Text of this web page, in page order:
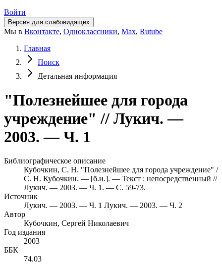
Войти
Версия для слабовидящих
Мы в Вконтакте, Одноклассники, Max, Rutube
Главная
Поиск
Детальная информация
"Полезнейшее для города
учреждение" // Лукич. —
2003. — Ч. 1
Библиографическое описание
Кубочкин, С. Н. "Полезнейшее для города учреждение" /
С. Н. Кубочкин. — [б.и.]. — Текст : непосредственный //
Лукич. — 2003. — Ч. 1. — С. 59-73.
Источник
Лукич. — 2003. — Ч. 1 Лукич. — 2003. — Ч. 2
Автор
Кубочкин, Сергей Николаевич
Год издания
2003
ББК
74.03